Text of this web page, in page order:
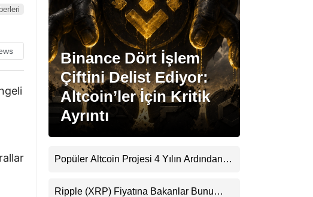
TikTok
Pinterest
LinkedIn
Telegram
Binance Dört İşlem
Çiftini Delist Ediyor:
Altcoin’ler İçin Kritik
Ayrıntı
Popüler Altcoin Projesi 4 Yılın Ardından
Uyarısı
Ripple (XRP) Fiyatına Bakanlar Bunu